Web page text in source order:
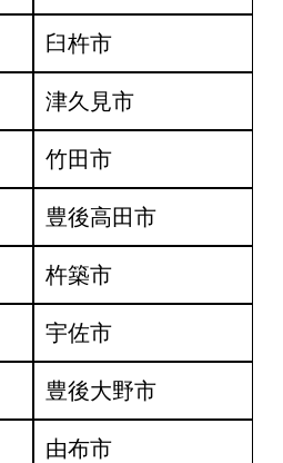
臼杵市
津久見市
竹田市
豊後高田市
杵築市
宇佐市
豊後大野市
由布市